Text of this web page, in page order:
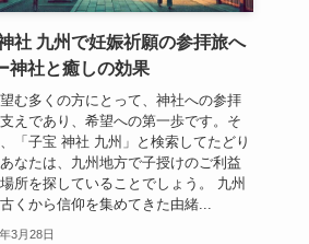
社 九州で妊娠祈願の参拝旅へ
神社と癒しの効果
む多くの方にとって、神社への参拝
えであり、希望への第一歩です。そ
「子宝 神社 九州」と検索してたどり
なたは、九州地方で子授けのご利益
所を探していることでしょう。 九州
くから信仰を集めてきた由緒...
3月28日